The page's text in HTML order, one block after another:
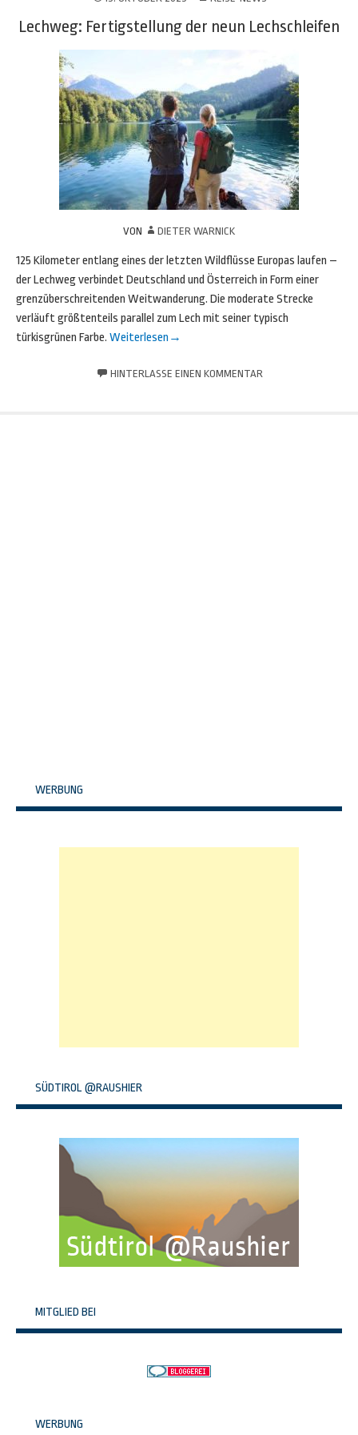
Lechweg: Fertigstellung der neun Lechschleifen
VON DIETER WARNICK
125 Kilometer entlang eines der letzten Wildflüsse Europas laufen –
der Lechweg verbindet Deutschland und Österreich in Form einer
grenzüberschreitenden Weitwanderung. Die moderate Strecke
verläuft größtenteils parallel zum Lech mit seiner typisch
türkisgrünen Farbe. Weiterlesen →
HINTERLASSE EINEN KOMMENTAR
WERBUNG
SÜDTIROL @RAUSHIER
MITGLIED BEI
WERBUNG